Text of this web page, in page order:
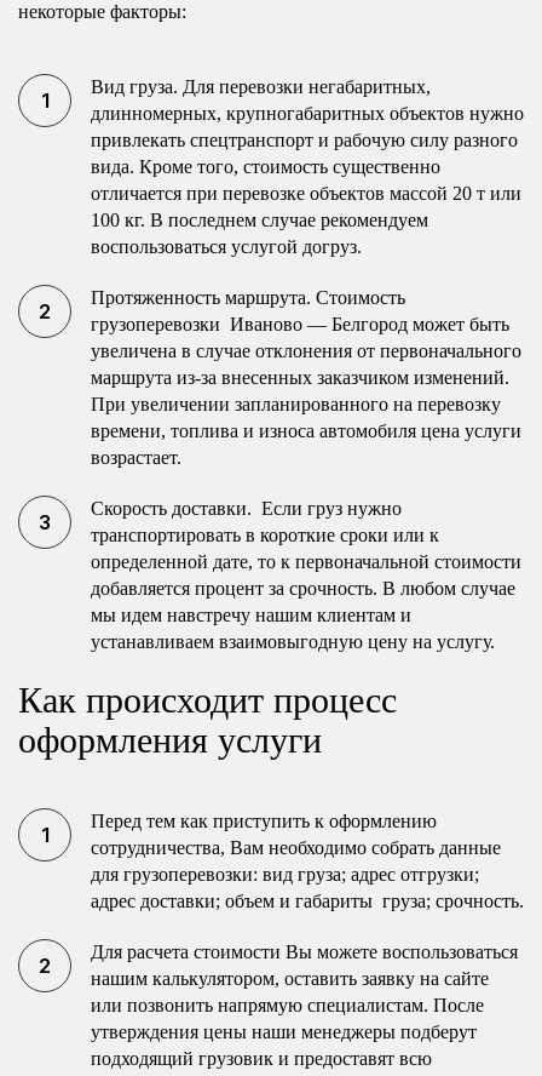
некоторые факторы:
Вид груза. Для перевозки негабаритных,
длинномерных, крупногабаритных объектов нужно
привлекать спецтранспорт и рабочую силу разного
вида. Кроме того, стоимость существенно
отличается при перевозке объектов массой 20 т или
100 кг. В последнем случае рекомендуем
воспользоваться услугой догруз.
Протяженность маршрута. Стоимость
грузоперевозки Иваново — Белгород может быть
увеличена в случае отклонения от первоначального
маршрута из-за внесенных заказчиком изменений.
При увеличении запланированного на перевозку
времени, топлива и износа автомобиля цена услуги
возрастает.
Скорость доставки. Если груз нужно
транспортировать в короткие сроки или к
определенной дате, то к первоначальной стоимости
добавляется процент за срочность. В любом случае
мы идем навстречу нашим клиентам и
устанавливаем взаимовыгодную цену на услугу.
Как происходит процесс
оформления услуги
Перед тем как приступить к оформлению
сотрудничества, Вам необходимо собрать данные
для грузоперевозки: вид груза; адрес отгрузки;
адрес доставки; объем и габариты груза; срочность.
Для расчета стоимости Вы можете воспользоваться
нашим калькулятором, оставить заявку на сайте
или позвонить напрямую специалистам. После
утверждения цены наши менеджеры подберут
подходящий грузовик и предоставят всю